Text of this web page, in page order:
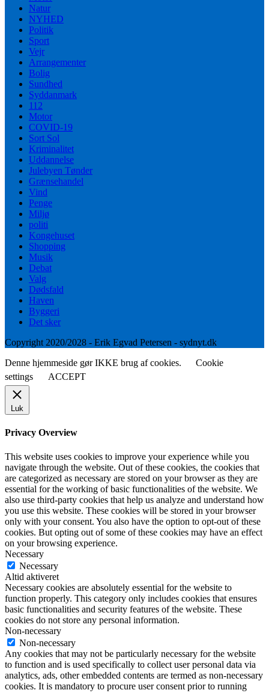
Natur
NYHED
Politik
Sport
Vejr
Arrangementer
Bolig
Sundhed
Syddanmark
112
Motor
COVID-19
Sort Sol
Kriminalitet
Uddannelse
Julebyen Tønder
Grænsehandel
Vind
Penge
Miljø
politi
Kongehuset
Shopping
Musik
Debat
Valg
Dødsfald
Haven
Byggeri
Det sker
Copyright 2020/2028 - Erik Egvad Petersen - sydnyt.dk
Denne hjemmeside gør IKKE brug af cookies.
Cookie
settings
ACCEPT
Luk
Privacy Overview
This website uses cookies to improve your experience while you
navigate through the website. Out of these cookies, the cookies that
are categorized as necessary are stored on your browser as they are
essential for the working of basic functionalities of the website. We
also use third-party cookies that help us analyze and understand how
you use this website. These cookies will be stored in your browser
only with your consent. You also have the option to opt-out of these
cookies. But opting out of some of these cookies may have an effect
on your browsing experience.
Necessary
Necessary
Altid aktiveret
Necessary cookies are absolutely essential for the website to
function properly. This category only includes cookies that ensures
basic functionalities and security features of the website. These
cookies do not store any personal information.
Non-necessary
Non-necessary
Any cookies that may not be particularly necessary for the website
to function and is used specifically to collect user personal data via
analytics, ads, other embedded contents are termed as non-necessary
cookies. It is mandatory to procure user consent prior to running